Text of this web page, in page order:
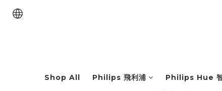
Shop All Philips 飛利浦 Philips Hue